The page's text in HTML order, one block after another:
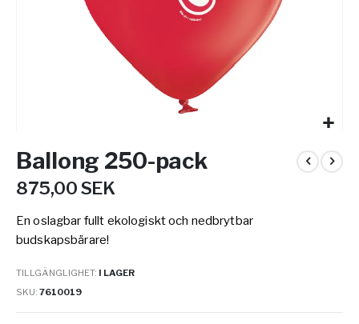
till
början
av
Ballong 250-pack
875,00 SEK
En oslagbar fullt ekologiskt och nedbrytbar
budskapsbärare!
TILLGÄNGLIGHET: I LAGER
SKU 7610019